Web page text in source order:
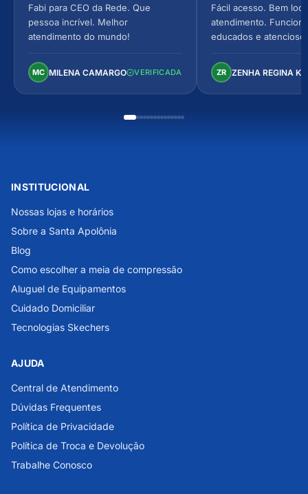
Fabi para CEO da Rede. Que
pessoa incrível. Melhor
atendimento do mundo!
MC MILENA CAMARGO VERIFICADA
Fácil acesso. Bem
atendimento.
educados e
Perfeito!
ZR ZENHA REGINA
INSTITUCIONAL
Nossas lojas e horários
Sobre a Santa Apolônia
Blog
Como escolher a meia de compressão
Aluguel de Equipamentos
Cuidado Domiciliar
Tecnologias Skechers
AJUDA
Central de Atendimento
Dúvidas Frequentes
Política de Privacidade
Política de Troca e Devolução
Trabalhe Conosco